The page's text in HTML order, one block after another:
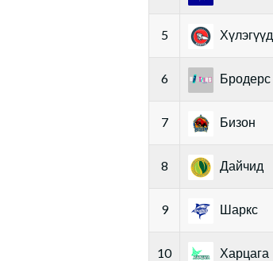
5 Хүлэгүүд
6 Бродерс
7 Бизон
8 Дайчид
9 Шаркс
10 Харцага